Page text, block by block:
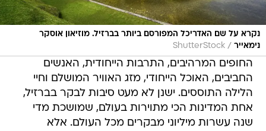
נקרא על שם האדריכל המפורסם ביותר בברזיל. מוזיאון אוסקר
נימאייר /
ShutterStock
החופים המרהיבים, התרבות הייחודית, האנשים
החביבים, האוכל הייחודי, מזג האוויר המושלם וחיי
הלילה התוססים. ישנן לא מעט סיבות לבקר בברזיל,
אחת המדינות הכי מתוירות בעולם, שמושכת מדי
שנה עשרות מיליוני מבקרים מכל העולם. אלא